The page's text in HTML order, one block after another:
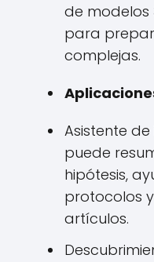
de modelos
para
complejas.
Asistente de
puede
hipótesis,
protocolos
artículos.